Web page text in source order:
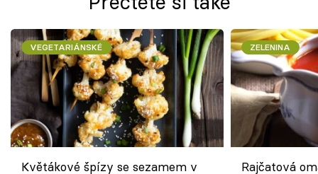
VEGETARIÁNSKÉ
Květákové špízy se sezamem v
ZELENINA
Rajčatová